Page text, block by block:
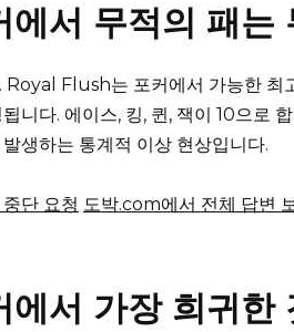
에서 무적의 패는
Royal Flush는 포커에서 가능한 최
니다. 에이스, 킹, 퀸, 잭이 10으로
생하는 통계적 이상 현상입니다.
단 요청 도박.com에서 전체 답변
에서 가장 희귀한